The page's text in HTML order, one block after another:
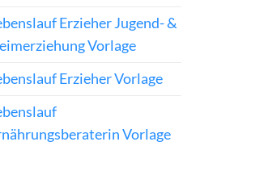
Erzieher Jugend- &
Vorlage
Erzieher Vorlage
Vorlage